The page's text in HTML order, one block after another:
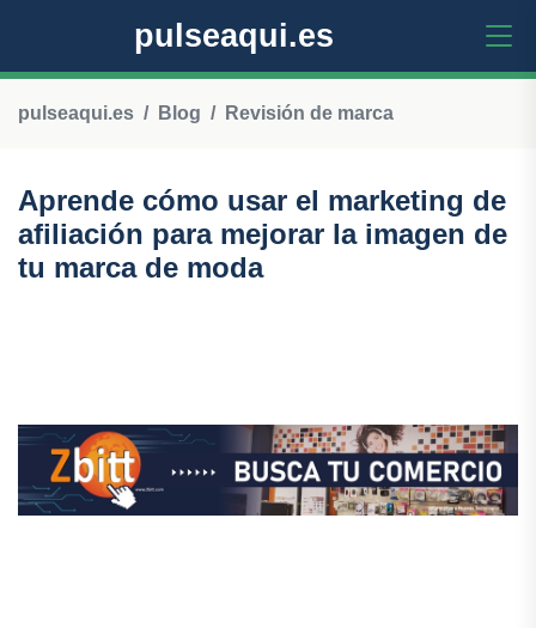
pulseaqui.es
pulseaqui.es Blog Revisión de marca
Aprende cómo usar el marketing de
afiliación para mejorar la imagen de
tu marca de moda